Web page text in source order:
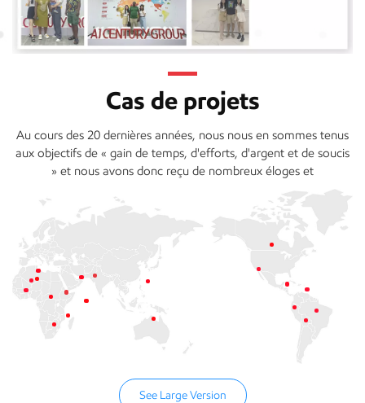
Cas de projets
Au cours des 20 dernières années, nous nous en sommes tenus
aux objectifs de « gain de temps, d'efforts, d'argent et de soucis
» et nous avons donc reçu de nombreux éloges et
l'étranger. Nous pensons qu'AJ Century Group pourrait devenir
une entreprise leader dans le secteur de la construction.
See Large Version